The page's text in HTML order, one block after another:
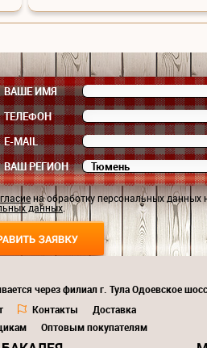
ВАШЕ ИМЯ
ТЕЛЕФОН
E-MAIL
ВАШ РЕГИОН
на обработку персональных данных
данных.
через филиал г. Тула Одоевское
Контакты
Доставка
Оптовым покупателям